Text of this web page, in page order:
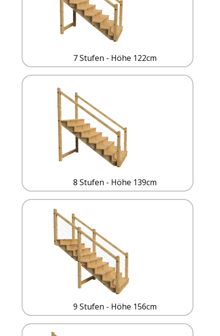
7 Stufen - Höhe 122cm
8 Stufen - Höhe 139cm
9 Stufen - Höhe 156cm